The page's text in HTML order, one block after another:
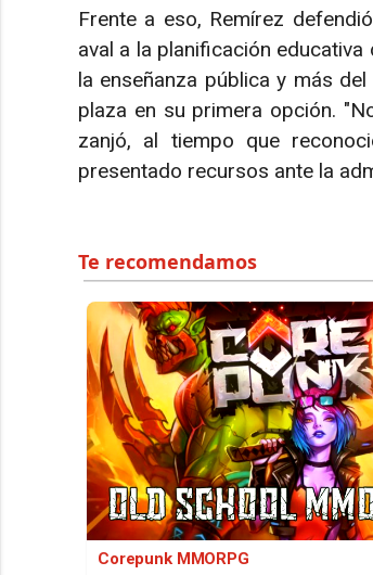
Frente a eso, Remírez
aval a la planificación
la enseñanza pública y más
plaza en su primera opción.
zanjó, al tiempo que
presentado recursos ante la
Corepunk MMORPG